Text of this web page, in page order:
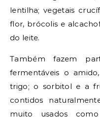
lentilha; vegetais
flor, brócolis e
do leite.
Também fazem
fermentáveis o
trigo; o sorbitol e a
contidos
muito usados